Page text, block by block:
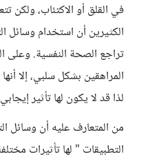
في القلق أو الاكتئاب، ولكن
الكثيرين أن استخدام وسائل
تراجع الصحة النفسية. وعلى
المراهقين بشكل سلبي، إلا
لذا قد لا يكون لها تأثير
من المتعارف عليه أن وسائل
التطبيقات " لها تأثيرات